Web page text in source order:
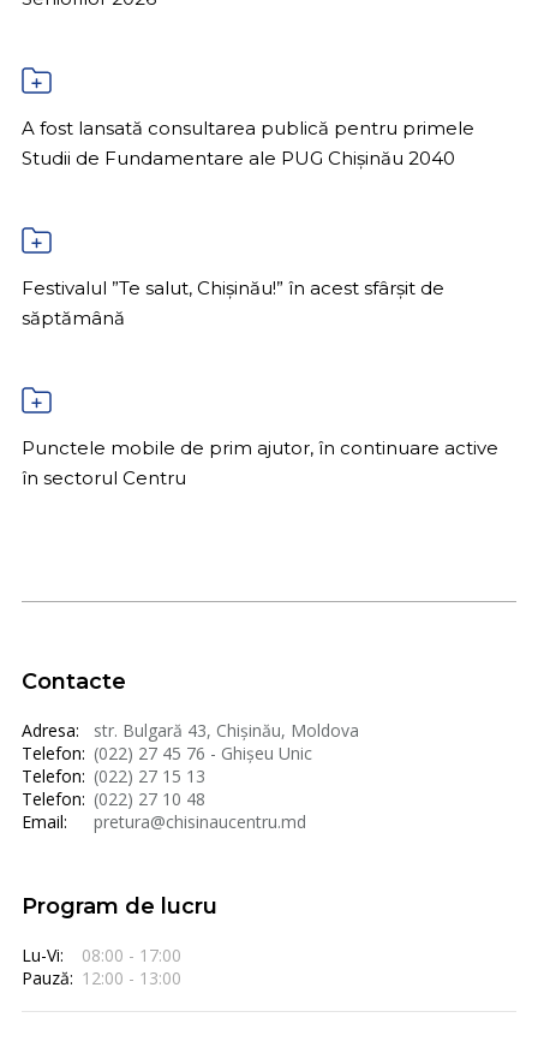
A fost lansată consultarea publică pentru primele
Studii de Fundamentare ale PUG Chișinău 2040
Festivalul ”Te salut, Chișinău!” în acest sfârșit de
săptămână
Punctele mobile de prim ajutor, în continuare active
în sectorul Centru
Contacte
Adresa:
str. Bulgară 43, Chișinău, Moldova
Telefon: (022) 27 45 76 - Ghișeu Unic
Telefon: (022) 27 15 13
Telefon: (022) 27 10 48
Email:
pretura@chisinaucentru.md
Program de lucru
Lu-Vi:
08:00 - 17:00
Pauză: 12:00 - 13:00